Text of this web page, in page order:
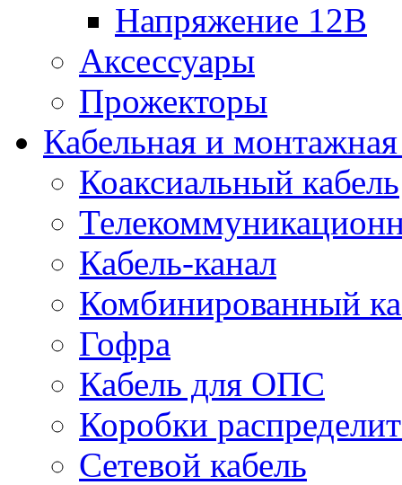
Напряжение 12В
Аксессуары
Прожекторы
Кабельная и
Коаксиальный кабель
Кабель-канал
Комбинированный
Гофра
Кабель для ОПС
Коробки
Сетевой кабель